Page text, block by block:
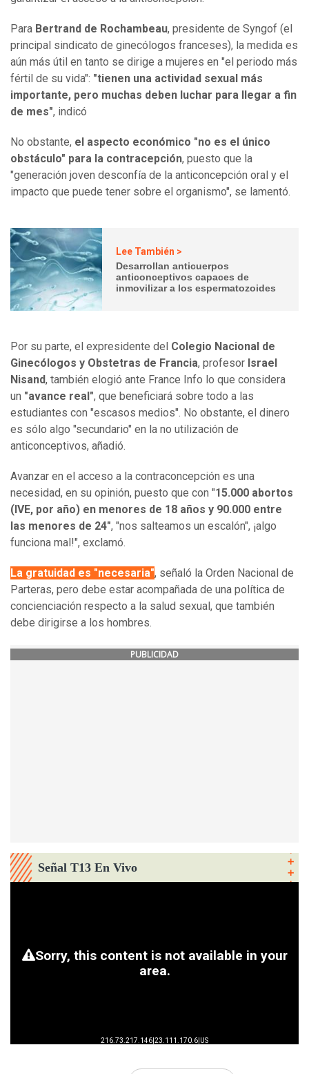
Para Bertrand de Rochambeau, presidente de Syngof (el
principal sindicato de ginecólogos franceses), la medida es
aún más útil en tanto se dirige a mujeres en "el periodo más
fértil de su vida": "tienen una actividad sexual más
importante, pero muchas deben luchar para llegar a fin
de mes", indicó
No obstante, el aspecto económico "no es el único
obstáculo" para la contracepción, puesto que la
"generación joven desconfía de la anticoncepción oral y el
impacto que puede tener sobre el organismo", se lamentó.
Lee También >
Desarrollan anticuerpos
anticonceptivos capaces de
inmovilizar a los espermatozoides
Por su parte, el expresidente del Colegio Nacional de
Ginecólogos y Obstetras de Francia, profesor Israel
Nisand, también elogió ante France Info lo que considera
un "avance real", que beneficiará sobre todo a las
estudiantes con "escasos medios". No obstante, el dinero
es sólo algo "secundario" en la no utilización de
anticonceptivos, añadió.
Avanzar en el acceso a la contraconcepción es una
necesidad, en su opinión, puesto que con "15.000 abortos
(IVE, por año) en menores de 18 años y 90.000 entre
las menores de 24", "nos salteamos un escalón", ¡algo
funciona mal!", exclamó.
La gratuidad es "necesaria", señaló la Orden Nacional de
Parteras, pero debe estar acompañada de una política de
concienciación respecto a la salud sexual, que también
debe dirigirse a los hombres.
PUBLICIDAD
Señal T13 En Vivo